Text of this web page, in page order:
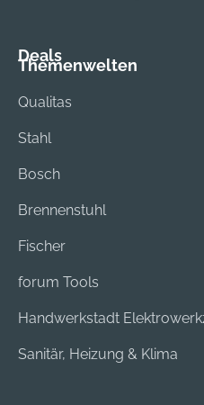
Deals
Themenwelten
Qualitas
Stahl
Bosch
Brennenstuhl
Fischer
forum Tools
Handwerkstadt
Sanitär, Heizung & Klima